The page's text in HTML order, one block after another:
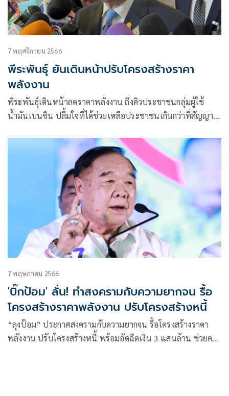
7 พฤศจิกายน 2566
พีระพันธุ์ ยันเดินหน้าปรับโครงสร้างราคา
พลังงาน
พีระพันธุ์เดินหน้าลดราคาพลังงาน ถึงคิวประชาชนกลุ่มผู้ใช้
น้ำมันเบนซิน ปลื้มใจที่ได้ช่วยเหลือประชาชนเกินกว่าที่สัญญาไว้
7 พฤษภาคม 2566
'บิ๊กป้อม' ลั่น! ทำสงครามกับความยากจน รื้อ
โครงสร้างราคาพลังงาน ปรับโครงสร้างหนี้
“ลุงป้อม” ประกาศสงครามกับความยากจน รื้อโครงสร้างราคา
พลังงาน ปรับโครงสร้างหนี้ พร้อมอัดฉีดเงิน 3 แสนล้าน ช่วยคน